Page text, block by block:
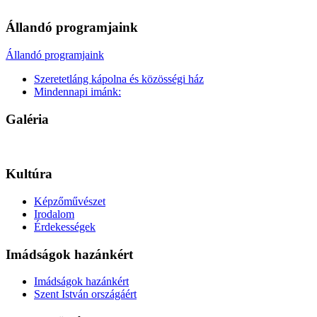
Állandó programjaink
Állandó programjaink
Szeretetláng kápolna és közösségi ház
Mindennapi imánk:
Galéria
Kultúra
Képzőművészet
Irodalom
Érdekességek
Imádságok hazánkért
Imádságok hazánkért
Szent István országáért